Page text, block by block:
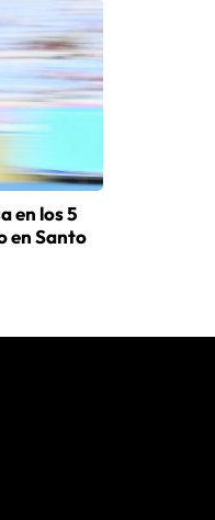
en los 5
en Santo